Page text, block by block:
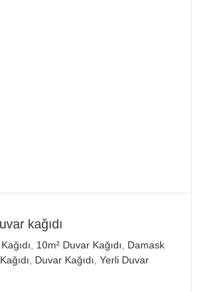
kağıdı
, 10m² Duvar Kağıdı, Damask
, Duvar Kağıdı, Yerli Duvar